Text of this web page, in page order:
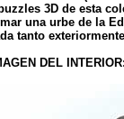
3D de esta
una urbe de la
tanto
DEL INTERIOR: